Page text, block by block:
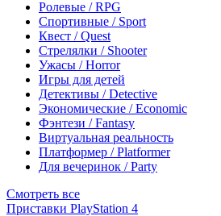
Ролевые / RPG
Спортивные / Sport
Квест / Quest
Стрелялки / Shooter
Ужасы / Horror
Игры для детей
Детективы / Detective
Экономические / Economic
Фэнтези / Fantasy
Виртуальная реальность
Платформер / Platformer
Для вечеринок / Party
Смотреть все
Приставки PlayStation 4